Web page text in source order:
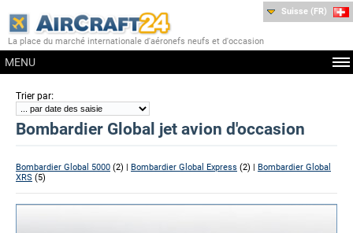
La place du marché internationale d'aéronefs neufs et d'occasion
MENU
Suisse (FR)
Trier par:
Bombardier Global jet avion d'occasion
Bombardier Global 5000 (2) | Bombardier Global Express (2) | Bombardier Global
XRS (5)